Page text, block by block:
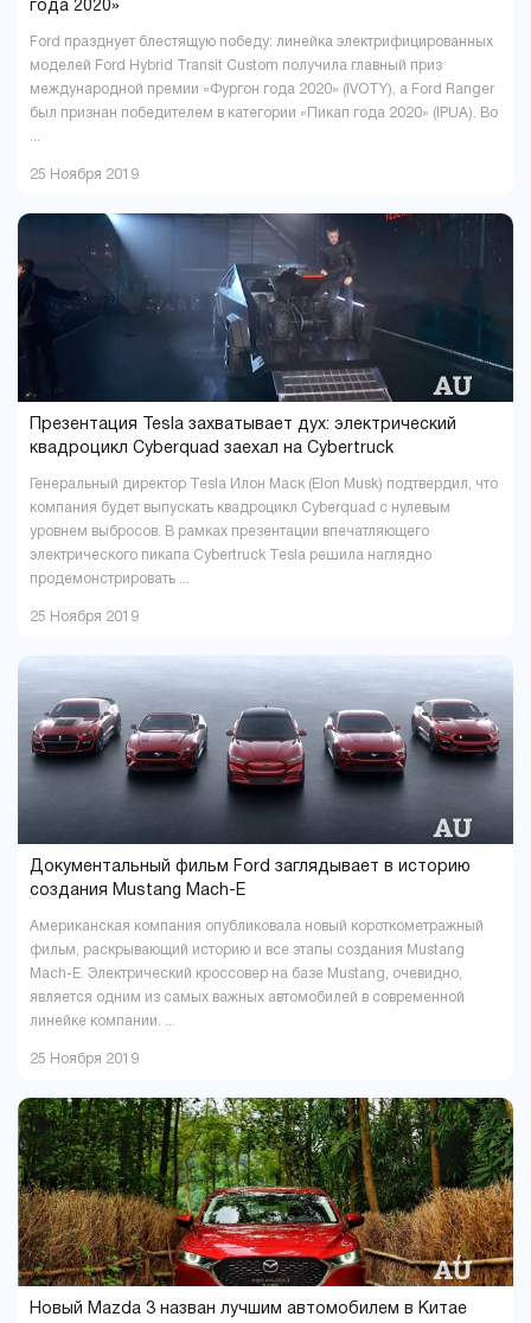
года 2020»
Ford празднует блестящую победу: линейка электрифицированных
моделей Ford Hybrid Transit Custom получила главный приз
международной премии «Фургон года 2020» (IVOTY), а Ford Ranger
был признан победителем в категории «Пикап года 2020» (IPUA). Во
25 Ноября 2019
Презентация Tesla захватывает дух: электрический
квадроцикл Cyberquad заехал на Cybertruck
Генеральный директор Tesla Илон Маск (Elon Musk) подтвердил, что
компания будет выпускать квадроцикл Cyberquad с нулевым
уровнем выбросов. В рамках презентации впечатляющего
электрического пикапа Cybertruck Tesla решила наглядно
продемонстрировать ...
25 Ноября 2019
Документальный фильм Ford заглядывает в историю
создания Mustang Mach-E
Американская компания опубликовала новый короткометражный
фильм, раскрывающий историю и все этапы создания Mustang
Mach-E. Электрический кроссовер на базе Mustang, очевидно,
является одним из самых важных автомобилей в современной
линейке компании. ...
25 Ноября 2019
Новый Mazda 3 назван лучшим автомобилем в Китае